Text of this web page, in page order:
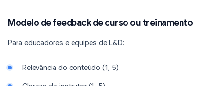
Modelo de feedback de curso ou treinamento
Para educadores e equipes de L&D:
Relevância do conteúdo (1, 5)